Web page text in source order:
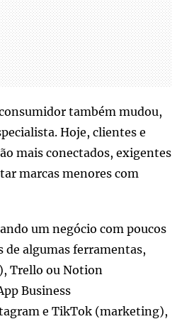
também mudou,
Hoje, clientes e
mais conectados, exigentes
marcas menores com
um negócio com poucos
de algumas ferramentas,
Trello ou Notion
Business
e TikTok (marketing),